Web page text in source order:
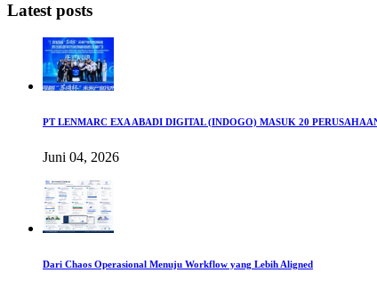
Latest posts
PT LENMARC EXA ABADI DIGITAL (INDOGO) MASUK 20
Juni 04, 2026
Dari Chaos Operasional Menuju Workflow yang Lebih Aligned